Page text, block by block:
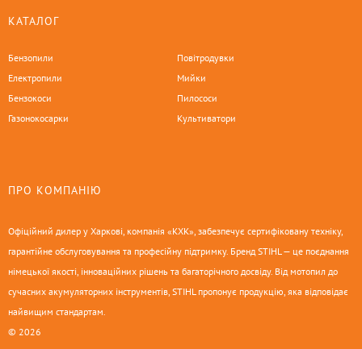
КАТАЛОГ
Бензопили
Електропили
Бензокоси
Газонокосарки
Повітродувки
Мийки
Пилососи
Культиватори
ПРО КОМПАНІЮ
Офіційний дилер у Харкові, компанія «КХК», забезпечує сертифіковану техніку,
гарантійне обслуговування та професійну підтримку. Бренд STIHL — це поєднання
німецької якості, інноваційних рішень та багаторічного досвіду. Від мотопил до
сучасних акумуляторних інструментів, STIHL пропонує продукцію, яка відповідає
найвищим стандартам.
© 2026